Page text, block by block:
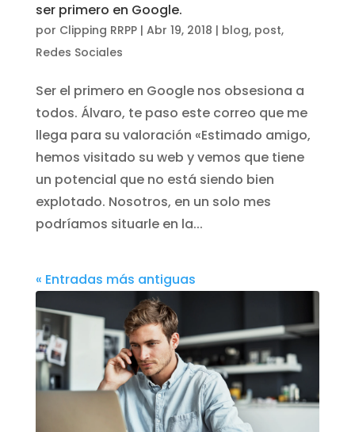
ser primero en Google.
por Clipping RRPP| Abr 19, 2018 | blog, post,
Redes Sociales
Ser el primero en Google nos obsesiona a
todos. Álvaro, te paso este correo que me
llega para su valoración «Estimado amigo,
hemos visitado su web y vemos que tiene
un potencial que no está siendo bien
explotado. Nosotros, en un solo mes
podríamos situarle en la...
« Entradas más antiguas